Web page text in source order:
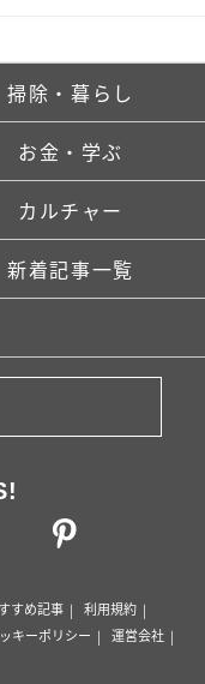
掃除・暮らし
お金・学ぶ
カルチャー
新着記事一覧
すめ記事
利用規約
キーポリシー
運営会社